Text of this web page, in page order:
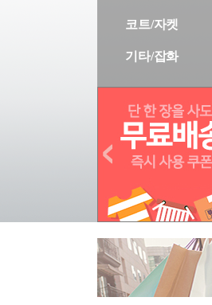
코트/자켓
기타/잡화